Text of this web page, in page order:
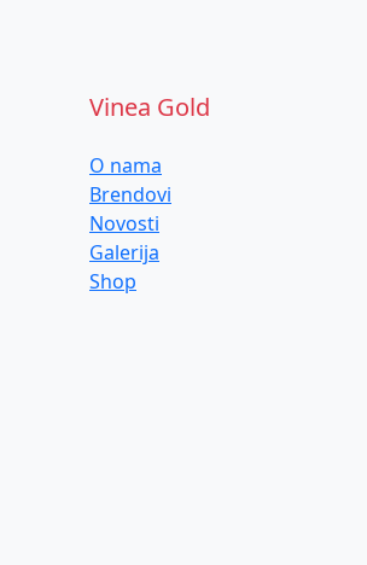
Vinea Gold
O nama
Brendovi
Novosti
Galerija
Shop